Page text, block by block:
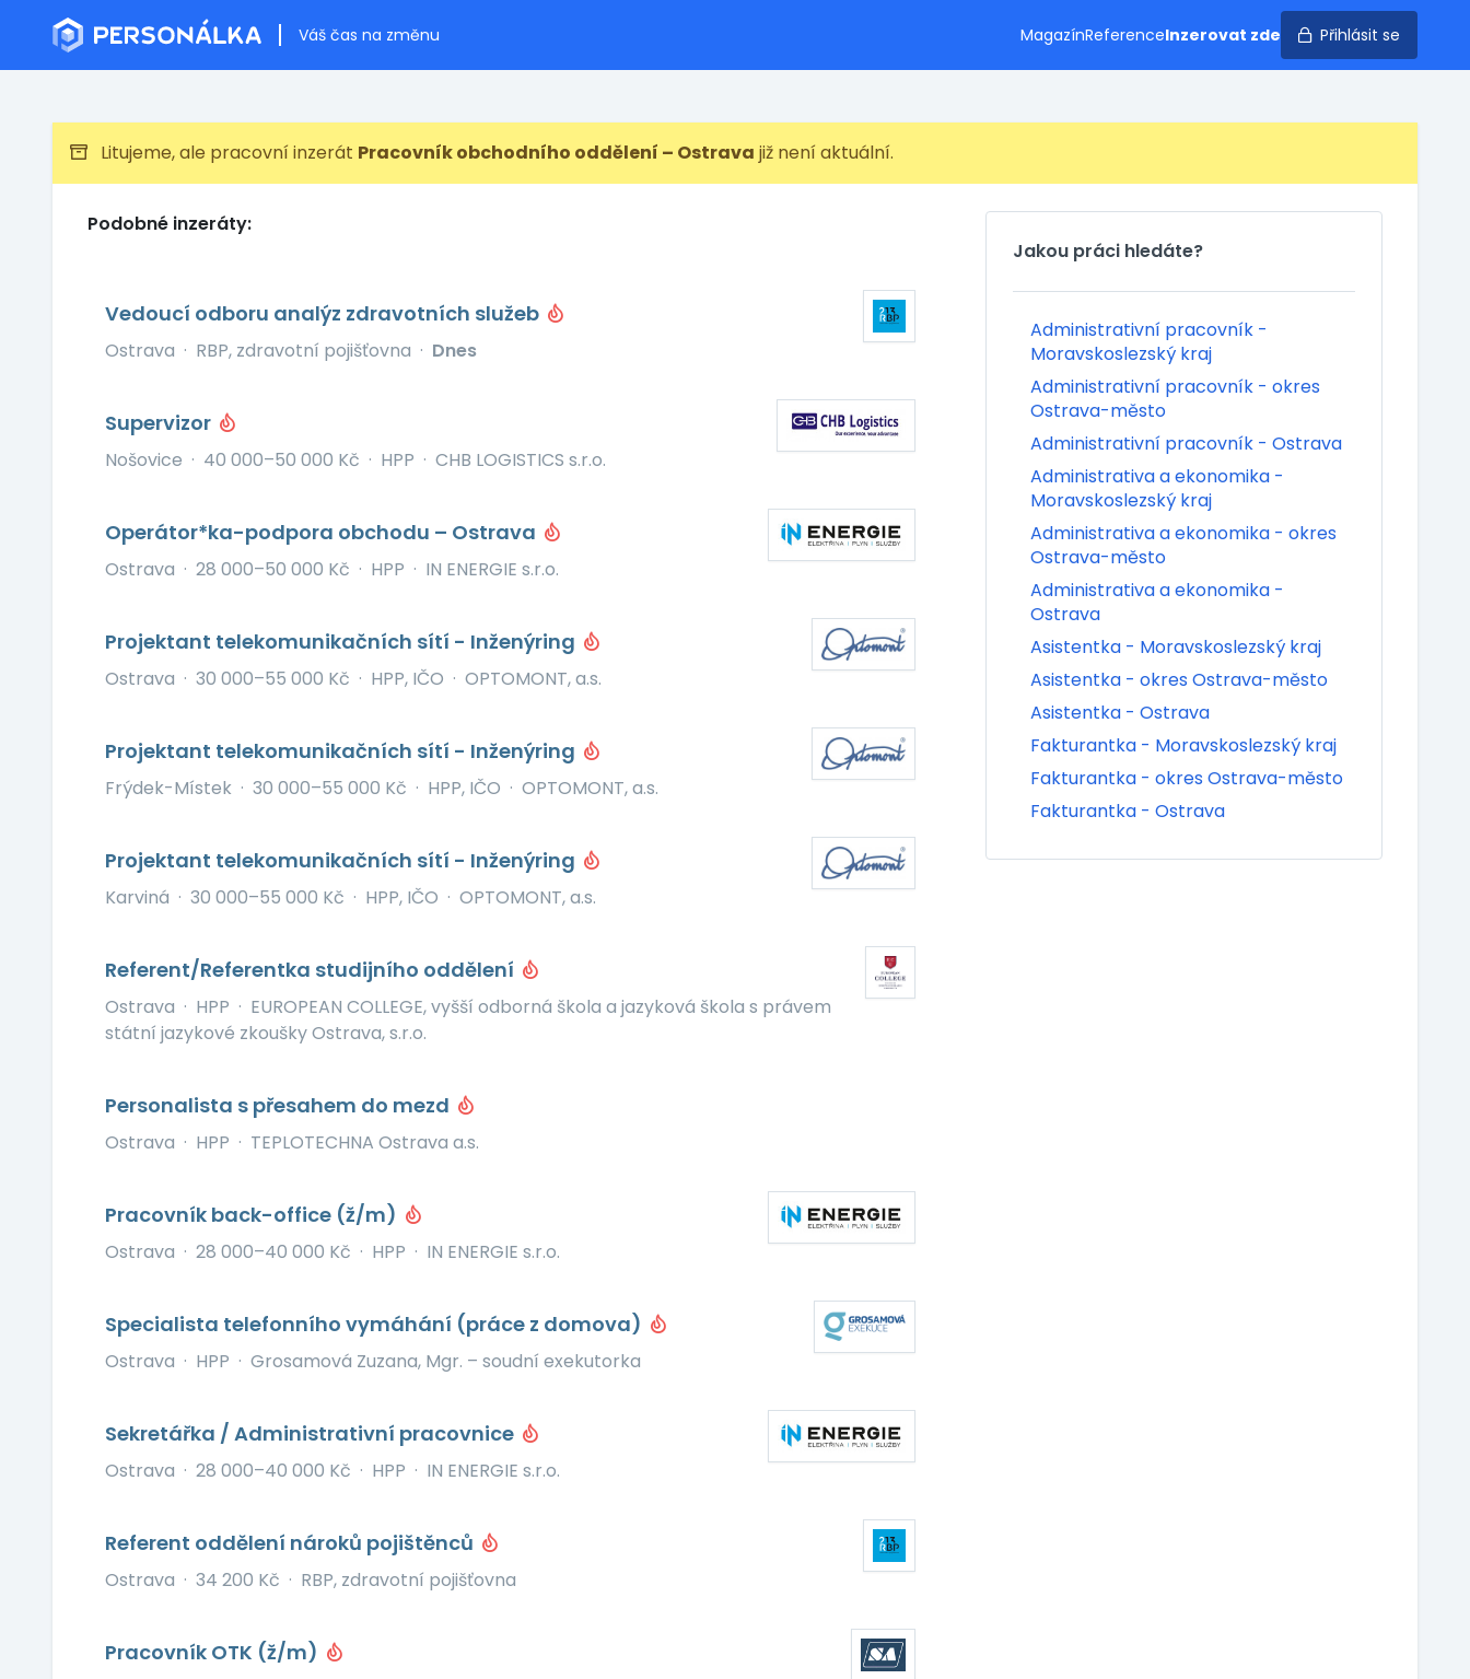
Váš čas na změnu MagazínReferenceInzerovat zde Přihlásit se
Litujeme, ale pracovní inzerát Pracovník obchodního oddělení – Ostrava již není aktuální.
Podobné inzeráty:
Vedoucí odboru analýz zdravotních služeb
Ostrava · RBP, zdravotní pojišťovna · Dnes
Supervizor
Nošovice · 40 000–50 000 Kč · HPP · CHB LOGISTICS s.r.o.
Operátor*ka-podpora obchodu – Ostrava
Ostrava · 28 000–50 000 Kč · HPP · IN ENERGIE s.r.o.
Projektant telekomunikačních sítí - Inženýring
Ostrava · 30 000–55 000 Kč · HPP, IČO · OPTOMONT, a.s.
Projektant telekomunikačních sítí - Inženýring
Frýdek-Místek · 30 000–55 000 Kč · HPP, IČO · OPTOMONT, a.s.
Projektant telekomunikačních sítí - Inženýring
Karviná · 30 000–55 000 Kč · HPP, IČO · OPTOMONT, a.s.
Referent/Referentka studijního oddělení
Ostrava · HPP · EUROPEAN COLLEGE, vyšší odborná škola a jazyková škola s právem
státní jazykové zkoušky Ostrava, s.r.o.
Personalista s přesahem do mezd
Ostrava · HPP · TEPLOTECHNA Ostrava a.s.
Pracovník back-office (ž/m)
Ostrava · 28 000–40 000 Kč · HPP · IN ENERGIE s.r.o.
Specialista telefonního vymáhání (práce z domova)
Ostrava · HPP · Grosamová Zuzana, Mgr. – soudní exekutorka
Sekretářka / Administrativní pracovnice
Ostrava · 28 000–40 000 Kč · HPP · IN ENERGIE s.r.o.
Referent oddělení nároků pojištěnců
Ostrava · 34 200 Kč · RBP, zdravotní pojišťovna
Pracovník OTK (ž/m)
Jakou práci hledáte?
Administrativní pracovník -
Moravskoslezský kraj
Administrativní pracovník - okres
Ostrava-město
Administrativní pracovník - Ostrava
Administrativa a ekonomika -
Moravskoslezský kraj
Administrativa a ekonomika - okres
Ostrava-město
Administrativa a ekonomika -
Ostrava
Asistentka - Moravskoslezský kraj
Asistentka - okres Ostrava-město
Asistentka - Ostrava
Fakturantka - Moravskoslezský kraj
Fakturantka - okres Ostrava-město
Fakturantka - Ostrava